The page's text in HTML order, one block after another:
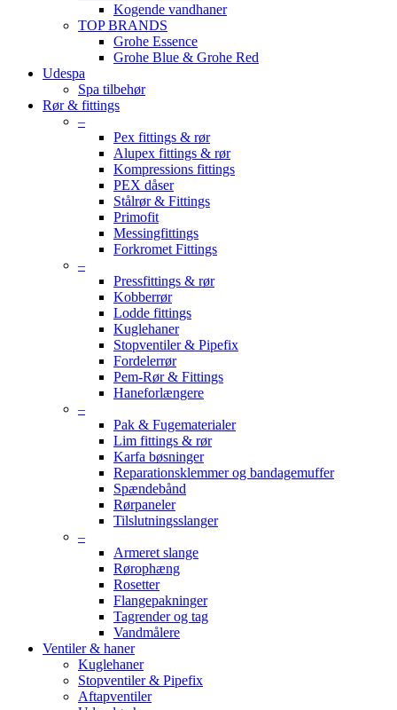
Kogende vandhaner
TOP BRANDS
Grohe Essence
Grohe Blue & Grohe Red
Udespa
Spa tilbehør
Rør & fittings
–
Pex fittings & rør
Alupex fittings & rør
Kompressions fittings
PEX dåser
Stålrør & Fittings
Primofit
Messingfittings
Forkromet Fittings
–
Pressfittings & rør
Kobberrør
Lodde fittings
Kuglehaner
Stopventiler & Pipefix
Fordelerrør
Pem-Rør & Fittings
Haneforlængere
–
Pak & Fugematerialer
Lim fittings & rør
Karfa bøsninger
Reparationsklemmer og bandagemuffer
Spændebånd
Rørpaneler
Tilslutningsslanger
–
Armeret slange
Rørophæng
Rosetter
Flangepakninger
Tagrender og tag
Vandmålere
Ventiler & haner
Kuglehaner
Stopventiler & Pipefix
Aftapventiler